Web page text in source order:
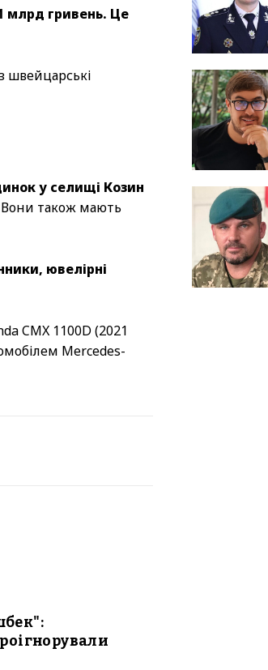
млрд гривень. Це
швейцарські
у селищі Козин
Вони також мають
ювелірні
CMX 1100D (2021
Mercedes-